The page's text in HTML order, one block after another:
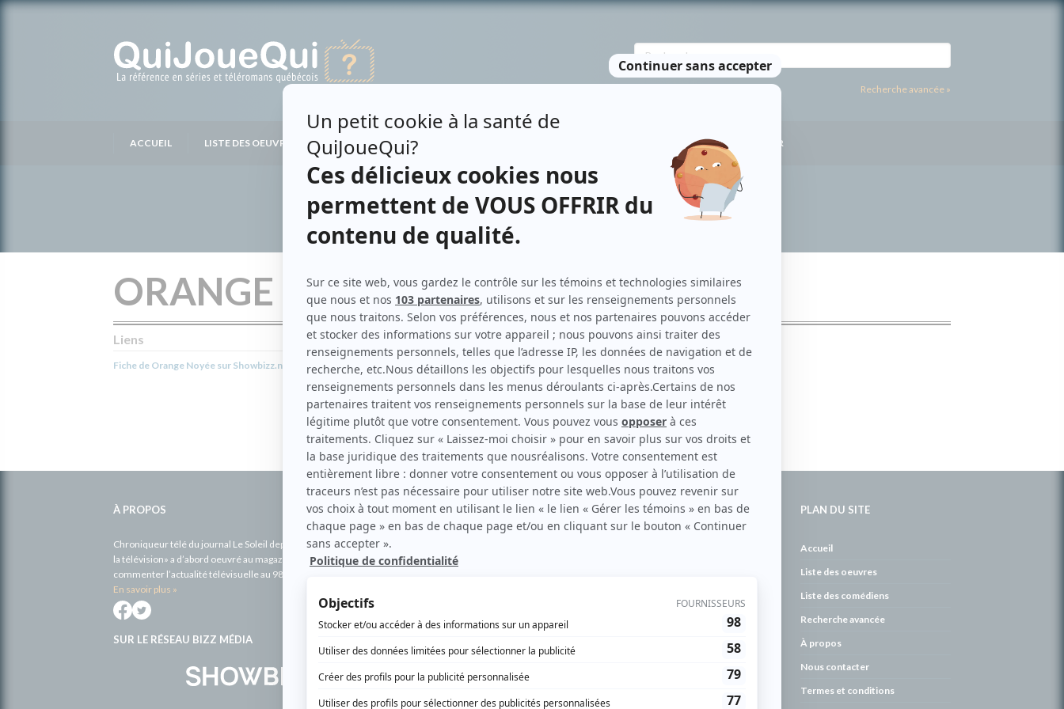
Recherche avancée »
ACCUEIL LISTE DES OEUVRES LISTE DES PERSONNES NOUS CONTACTER
ORANGE NOYÉE
Liens
Fiche de Orange Noyée sur Showbizz.net
Production
UN
À PROPOS
Chroniqueur télé du journal Le Soleil depuis 2001, Richard Therrien carbure à son petit écran. Celui qu’on surnomme parfois «l’encyclopédie de
la télévision» a d’abord oeuvré au magazine TV Hebdo de 1996 à 2001. Sa spécialité: la télé québécoise. On peut l’entendre régulièrement
commenter l’actualité télévisuelle au 98,5.
En savoir plus »
SUR LE RÉSEAU BIZZ MÉDIA
PLAN DU SITE
Accueil
Liste des oeuvres
Liste des comédiens
Recherche avancée
À propos
Nous contacter
Termes et conditions